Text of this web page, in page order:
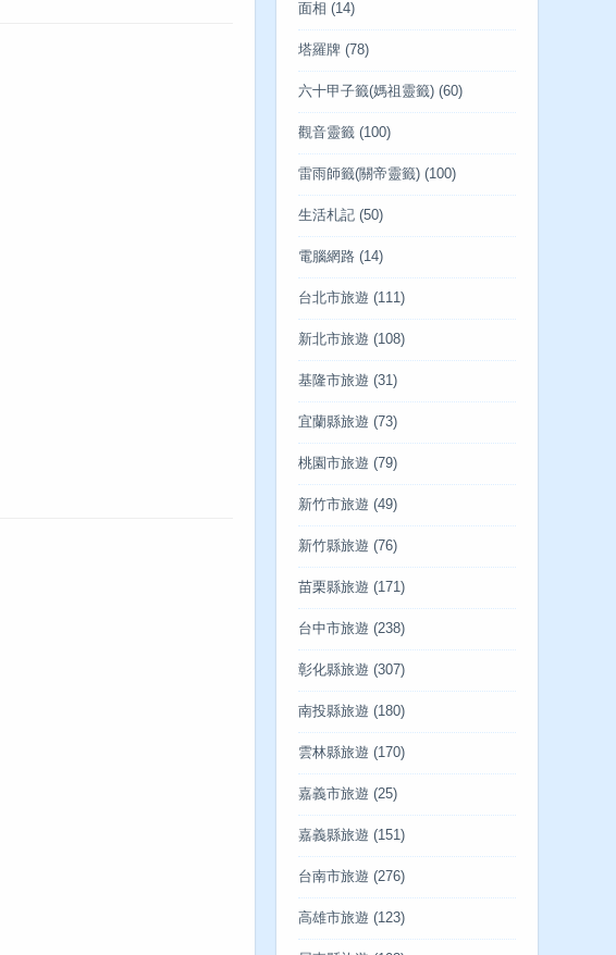
面相 (14)
塔羅牌 (78)
六十甲子籤(媽祖靈籤) (60)
觀音靈籤 (100)
雷雨師籤(關帝靈籤) (100)
生活札記 (50)
電腦網路 (14)
台北市旅遊 (111)
新北市旅遊 (108)
基隆市旅遊 (31)
宜蘭縣旅遊 (73)
桃園市旅遊 (79)
新竹市旅遊 (49)
新竹縣旅遊 (76)
苗栗縣旅遊 (171)
台中市旅遊 (238)
彰化縣旅遊 (307)
南投縣旅遊 (180)
雲林縣旅遊 (170)
嘉義市旅遊 (25)
嘉義縣旅遊 (151)
台南市旅遊 (276)
高雄市旅遊 (123)